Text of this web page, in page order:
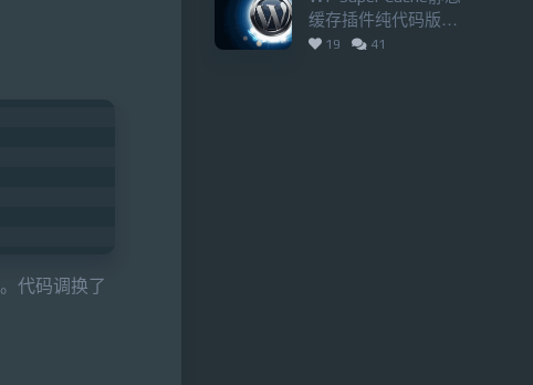
代码调换了
缓存插件纯代码版
（兼容多域名网站）
19 41